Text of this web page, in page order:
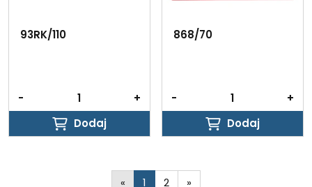
93RK/110
-
+
Dodaj
Dodaj
868/70
-
+
Dodaj
Dodaj
« 1 2 »